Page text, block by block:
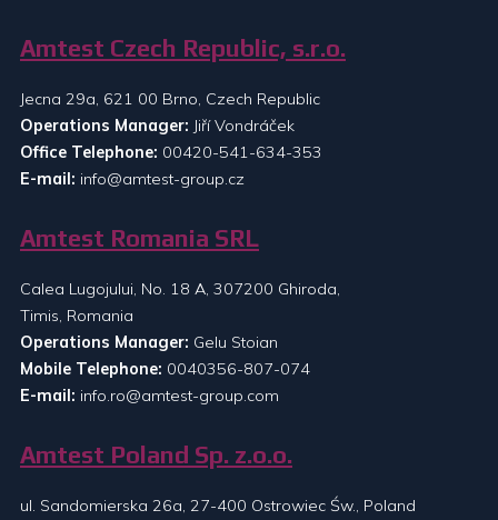
Amtest Czech Republic, s.r.o.
Jecna 29a, 621 00 Brno, Czech Republic
Operations Manager: Jiří Vondráček
Office Telephone: 00420-541-634-353
E-mail: info@amtest-group.cz
Amtest Romania SRL
Calea Lugojului, No. 18 A, 307200 Ghiroda,
Timis, Romania
Operations Manager: Gelu Stoian
Mobile Telephone: 0040356-807-074
E-mail: info.ro@amtest-group.com
Amtest Poland Sp. z.o.o.
ul. Sandomierska 26a, 27-400 Ostrowiec Św., Poland